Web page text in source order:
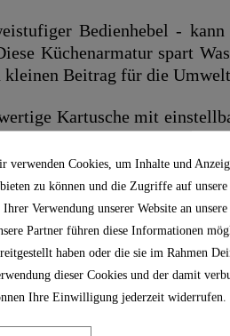
Bedienhebel - kann
Küchenarmatur spart
kleinen Beitrag für die
Kartusche mit
Risiko für Verbrühungen
für die ganze
verstellbaren
in der
und Gemüse oder aber
in den Geschirrspüler
verwenden Cookies, um Inhalte und
zu können und die Zugriffe auf
Ihrer Verwendung unserer Website an
Partner führen diese Informationen
haben oder die sie im Rahmen
dieser Cookies und der damit
Ihre Einwilligung jederzeit widerrufen.